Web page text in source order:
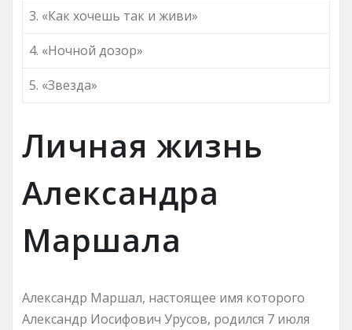
3. «Как хочешь так и живи»
4. «Ночной дозор»
5. «Звезда»
Личная жизнь
Александра
Маршала
Александр Маршал, настоящее имя которого
Александр Иосифович Урусов, родился 7 июля